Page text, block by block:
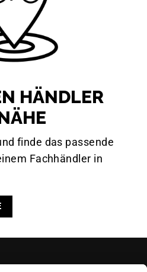
HÄNDLER
finde das passende
Fachhändler in